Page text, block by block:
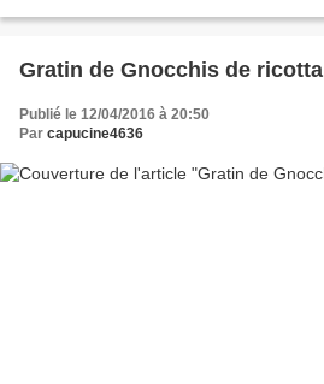
Gratin de Gnocchis de ricotta
Publié le 12/04/2016 à 20:50
Par capucine4636